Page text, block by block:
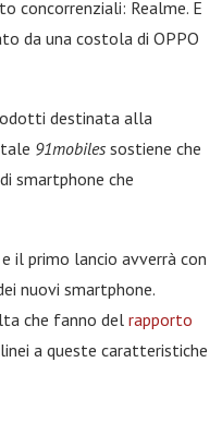
concorrenziali: Realme. E
da una costola di OPPO
destinata alla
91mobiles sostiene che
smartphone che
il primo lancio avverrà con
nuovi smartphone.
che fanno del rapporto
a queste caratteristiche